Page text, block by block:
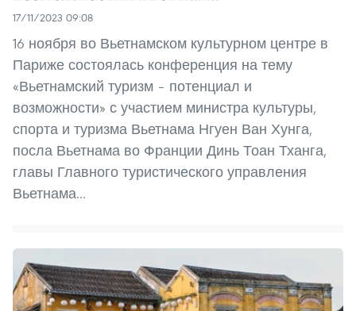
17/11/2023 09:08
16 ноября во Вьетнамском культурном центре в
Париже состоялась конференция на тему
«Вьетнамский туризм – потенциал и
возможности» с участием министра культуры,
спорта и туризма Вьетнама Нгуен Ван Хунга,
посла Вьетнама во Франции Динь Тоан Тханга,
главы Главного туристического управления
Вьетнама...